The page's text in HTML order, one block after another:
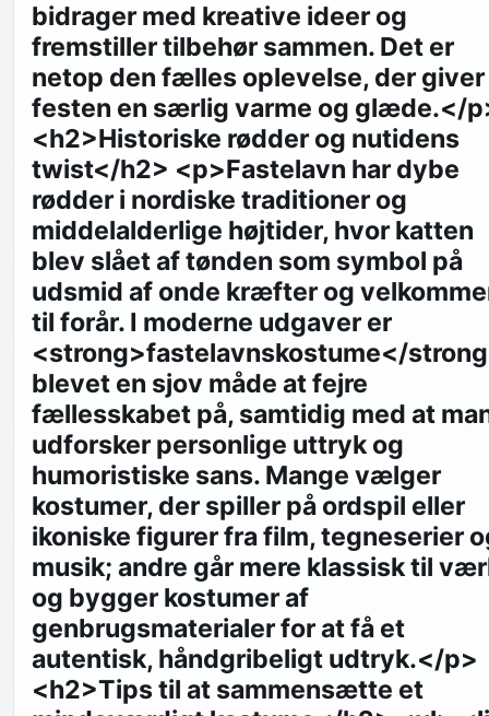
bidrager med kreative ideer og
fremstiller tilbehør sammen. Det er
netop den fælles oplevelse, der giver
festen en særlig varme og glæde.</
<h2>Historiske rødder og nutidens
twist</h2> <p>Fastelavn har dybe
rødder i nordiske traditioner og
middelalderlige højtider, hvor katten
blev slået af tønden som symbol på
udsmid af onde kræfter og
til forår. I moderne udgaver er
<strong>fastelavnskostume</
blevet en sjov måde at fejre
fællesskabet på, samtidig med at
udforsker personlige uttryk og
humoristiske sans. Mange vælger
kostumer, der spiller på ordspil eller
ikoniske figurer fra film, tegneserier
musik; andre går mere klassisk til
og bygger kostumer af
genbrugsmaterialer for at få et
autentisk, håndgribeligt udtryk.</p>
<h2>Tips til at sammensætte et